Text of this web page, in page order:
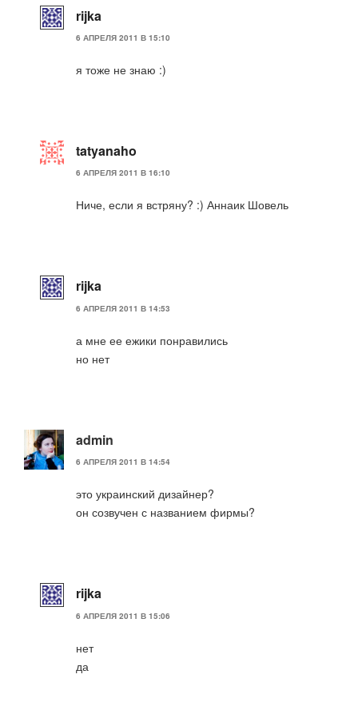
rijka
6 АПРЕЛЯ 2011 В 15:10
я тоже не знаю :)
tatyanaho
6 АПРЕЛЯ 2011 В 16:10
Ниче, если я встряну? :) Аннаик Шовель
rijka
6 АПРЕЛЯ 2011 В 14:53
а мне ее ежики понравились
но нет
admin
6 АПРЕЛЯ 2011 В 14:54
это украинский дизайнер?
он созвучен с названием фирмы?
rijka
6 АПРЕЛЯ 2011 В 15:06
нет
да